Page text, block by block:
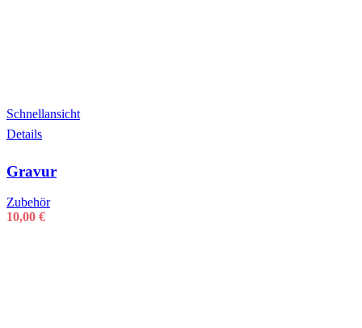
Schnellansicht
Details
Gravur
Zubehör
10,00 €